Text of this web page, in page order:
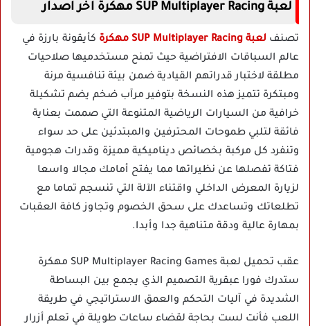
لعبة SUP Multiplayer Racing مهكرة اخر اصدار
تصنف لعبة SUP Multiplayer Racing مهكرة
كأيقونة بارزة في
عالم السباقات الافتراضية حيث تمنح مستخدميها صلاحيات
مطلقة لاختبار قدراتهم القيادية ضمن بيئة تنافسية مرنة
ومبتكرة تتميز هذه النسخة بتوفير مرآب ضخم يضم تشكيلة
خرافية من السيارات الرياضية المتنوعة التي صممت بعناية
فائقة لتلبي طموحات المحترفين والمبتدئين على حد سواء
وتنفرد كل مركبة بخصائص ديناميكية مميزة وقدرات هجومية
فتاكة تفصلها عن نظيراتها مما يفتح أمامك مجالا واسعا
لزيارة المعرض الداخلي واقتناء الآلة التي تنسجم تماما مع
تطلعاتك وتساعدك على سحق الخصوم وتجاوز كافة العقبات
بمهارة عالية ودقة متناهية جدا وأبدا.
عقب تحميل لعبة SUP Multiplayer Racing Games مهكرة
ستدرك فورا عبقرية التصميم الذي يجمع بين البساطة
الشديدة في آليات التحكم والعمق الاستراتيجي في طريقة
اللعب فأنت لست بحاجة لقضاء ساعات طويلة في تعلم أزرار